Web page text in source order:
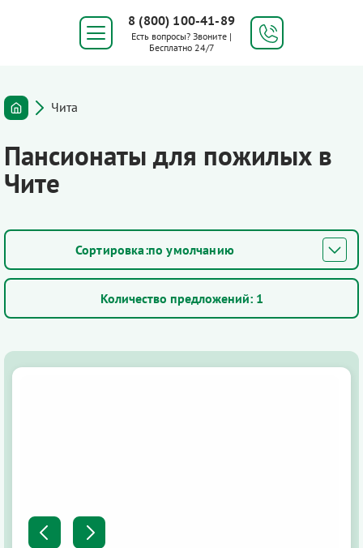
8 (800) 100-41-89
Есть вопросы? Звоните |
Бесплатно 24/7
Чита
Пансионаты для пожилых в
Чите
по умолчанию
Количество предложений: 1